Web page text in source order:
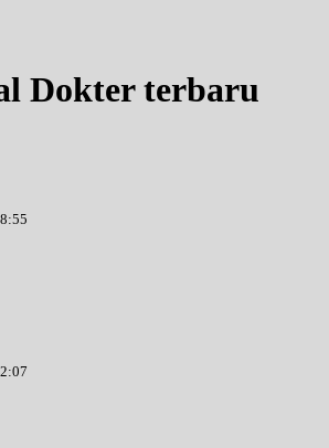
Dokter terbaru